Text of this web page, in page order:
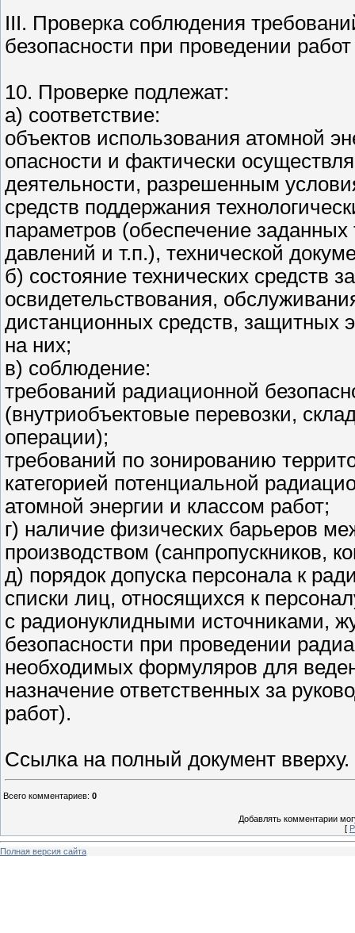
III. Проверка соблюдения
безопасности при проведении работ
10. Проверке подлежат:
а) соответствие:
объектов использования атомной
опасности и фактически
деятельности, разрешенным
средств поддержания
параметров (обеспечение
давлений и т.п.), технической
б) состояние технических средств
освидетельствования,
дистанционных средств, защитных
на них;
в) соблюдение:
требований радиационной
(внутриобъектовые перевозки,
операции);
требований по зонированию
категорией потенциальной
атомной энергии и классом работ;
г) наличие физических барьеров
производством (санпропускников,
д) порядок допуска персонала к
списки лиц, относящихся к
с радионуклидными источниками,
безопасности при проведении
необходимых формуляров для
назначение ответственных за
работ).
Ссылка на полный документ вверху.
Всего комментариев: 0
Добавлять комментарии
[
Полная версия сайта